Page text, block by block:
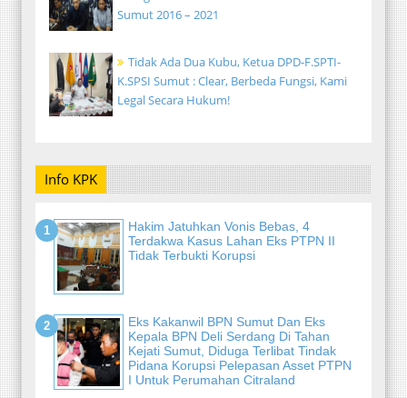
Sumut 2016 – 2021
Tidak Ada Dua Kubu, Ketua DPD-F.SPTI-
K.SPSI Sumut : Clear, Berbeda Fungsi, Kami
Legal Secara Hukum!
Info KPK
Hakim Jatuhkan Vonis Bebas, 4
Terdakwa Kasus Lahan Eks PTPN II
Tidak Terbukti Korupsi
Eks Kakanwil BPN Sumut Dan Eks
Kepala BPN Deli Serdang Di Tahan
Kejati Sumut, Diduga Terlibat Tindak
Pidana Korupsi Pelepasan Asset PTPN
I Untuk Perumahan Citraland